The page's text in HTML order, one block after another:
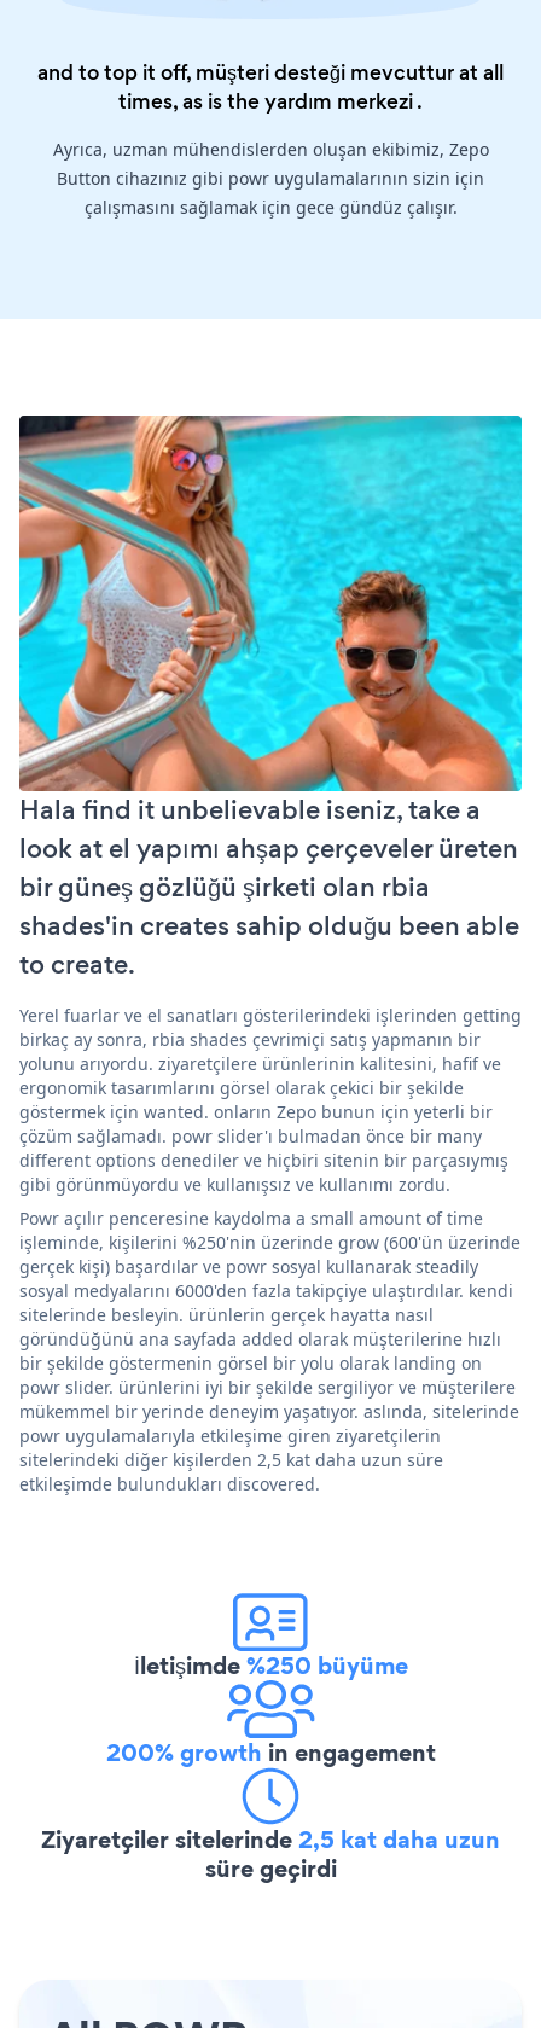
and to top it off, müşteri desteği mevcuttur at all
times, as is theyardım merkezi.
Ayrıca, uzman mühendislerden oluşan ekibimiz, Zepo
Button cihazınız gibi powr uygulamalarının sizin için
çalışmasını sağlamak için gece gündüz çalışır.
Hala find it unbelievable iseniz, take a
look at el yapımı ahşap çerçeveler üreten
bir güneş gözlüğü şirketi olan rbia
shades'in creates sahip olduğu been able
to create.
Yerel fuarlar ve el sanatları gösterilerindeki işlerinden getting
birkaç ay sonra, rbia shades çevrimiçi satış yapmanın bir
yolunu arıyordu. ziyaretçilere ürünlerinin kalitesini, hafif ve
ergonomik tasarımlarını görsel olarak çekici bir şekilde
göstermek için wanted. onların Zepo bunun için yeterli bir
çözüm sağlamadı. powr slider'ı bulmadan önce bir many
different options denediler ve hiçbiri sitenin bir parçasıymış
gibi görünmüyordu ve kullanışsız ve kullanımı zordu.
Powr açılır penceresine kaydolma a small amount of time
işleminde, kişilerini %250'nin üzerinde grow (600'ün üzerinde
gerçek kişi) başardılar ve powr sosyal kullanarak steadily
sosyal medyalarını 6000'den fazla takipçiye ulaştırdılar. kendi
sitelerinde besleyin. ürünlerin gerçek hayatta nasıl
göründüğünü ana sayfada added olarak müşterilerine hızlı
bir şekilde göstermenin görsel bir yolu olarak landing on
powr slider. ürünlerini iyi bir şekilde sergiliyor ve müşterilere
mükemmel bir yerinde deneyim yaşatıyor. aslında, sitelerinde
powr uygulamalarıyla etkileşime giren ziyaretçilerin
sitelerindeki diğer kişilerden 2,5 kat daha uzun süre
etkileşimde bulundukları discovered.
İletişimde%250 büyüme
200% growth in engagement
Ziyaretçiler sitelerinde2,5 kat daha uzun
süre geçirdi